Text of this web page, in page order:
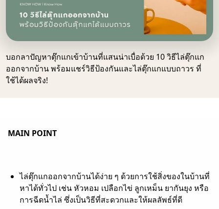
บอกลาปัญหาตุ๊กแกเข้าบ้านที่แสนน่าเบื่อด้วย 10 วิธีไล่ตุ๊กแก
ออกจากบ้าน พร้อมแชร์วิธีป้องกันและไล่ตุ๊กแกแบบถาวร ที่
ใช้ได้ผลจริง!
MAIN POINT
ไล่ตุ๊กแกออกจากบ้านได้ง่าย ๆ ด้วยการใช้สิ่งของในบ้านที่
หาได้ทั่วไป เช่น หัวหอม เปลือกไข่ ลูกเหม็น ยากันยุง หรือ
การฉีดน้ำไล่ ซึ่งเป็นวิธีที่สะดวกและให้ผลลัพธ์ที่ดี